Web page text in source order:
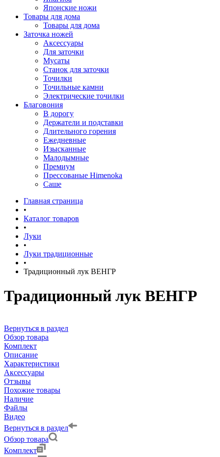
Японские ножи
Товары для дома
Товары для дома
Заточка ножей
Аксессуары
Для заточки
Мусаты
Станок для заточки
Точилки
Точильные камни
Электрические точилки
Благовония
В дорогу
Держатели и подставки
Длительного горения
Ежедневные
Изысканные
Малодымные
Премиум
Прессованые Himenoka
Саше
Главная страница
•
Каталог товаров
•
Луки
•
Луки традиционные
•
Традиционный лук ВЕНГР
Традиционный лук ВЕНГР
Вернуться в раздел
Обзор товара
Комплект
Описание
Характеристики
Аксессуары
Отзывы
Похожие товары
Наличие
Файлы
Видео
Вернуться в раздел
Обзор товара
Комплект